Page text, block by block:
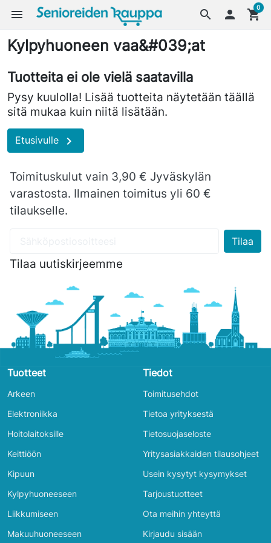
search
menu  shopping_cart
0
Kylpyhuoneen vaa&#039;at
Tuotteita ei ole vielä saatavilla
Pysy kuulolla! Lisää tuotteita näytetään täällä
sitä mukaa kuin niitä lisätään.
Etusivulle 
Toimituskulut vain 3,90 € Jyväskylän
varastosta. Ilmainen toimitus yli 60 €
tilaukselle.
Tilaa uutiskirjeemme
Tuotteet
Arkeen
Elektroniikka
Hoitolaitoksille
Keittiöön
Kipuun
Kylpyhuoneeseen
Liikkumiseen
Makuuhuoneeseen
Tiedot
Toimitusehdot
Tietoa yrityksestä
Tietosuojaseloste
Yritysasiakkaiden tilausohjeet
Usein kysytyt kysymykset
Tarjoustuotteet
Ota meihin yhteyttä
Kirjaudu sisään